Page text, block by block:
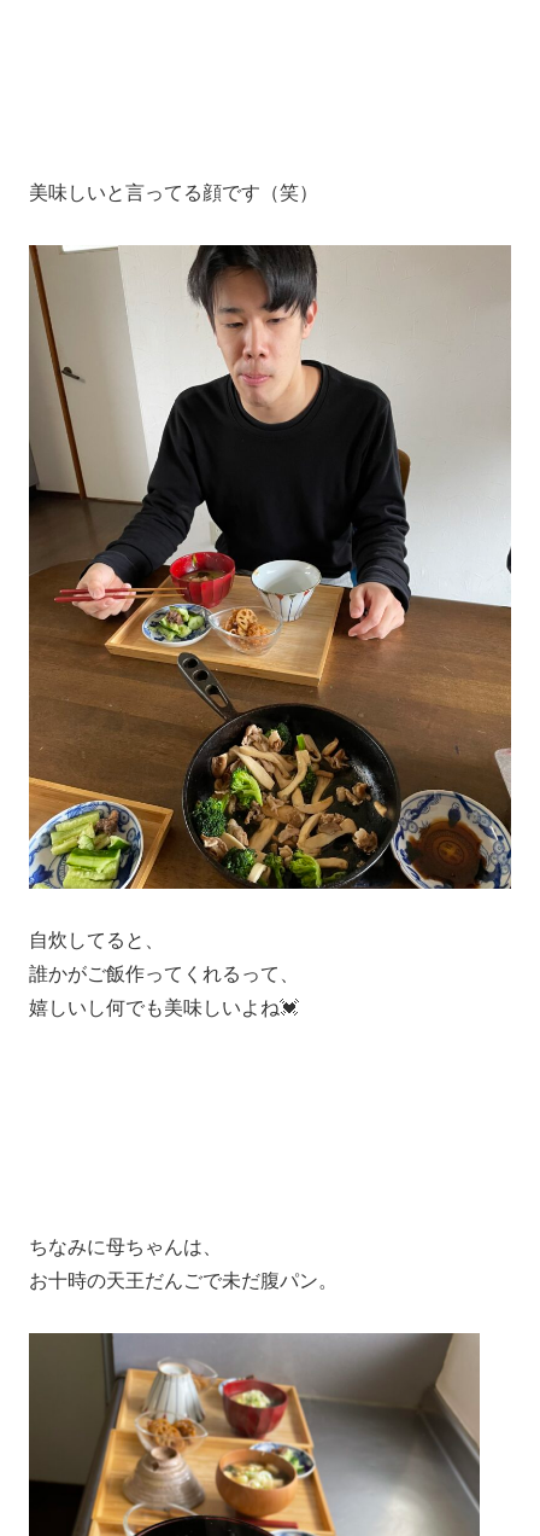
美味しいと言ってる顔です（笑）
自炊してると、
誰かがご飯作ってくれるって、
嬉しいし何でも美味しいよね💓
ちなみに母ちゃんは、
お十時の天王だんごで未だ腹パン。